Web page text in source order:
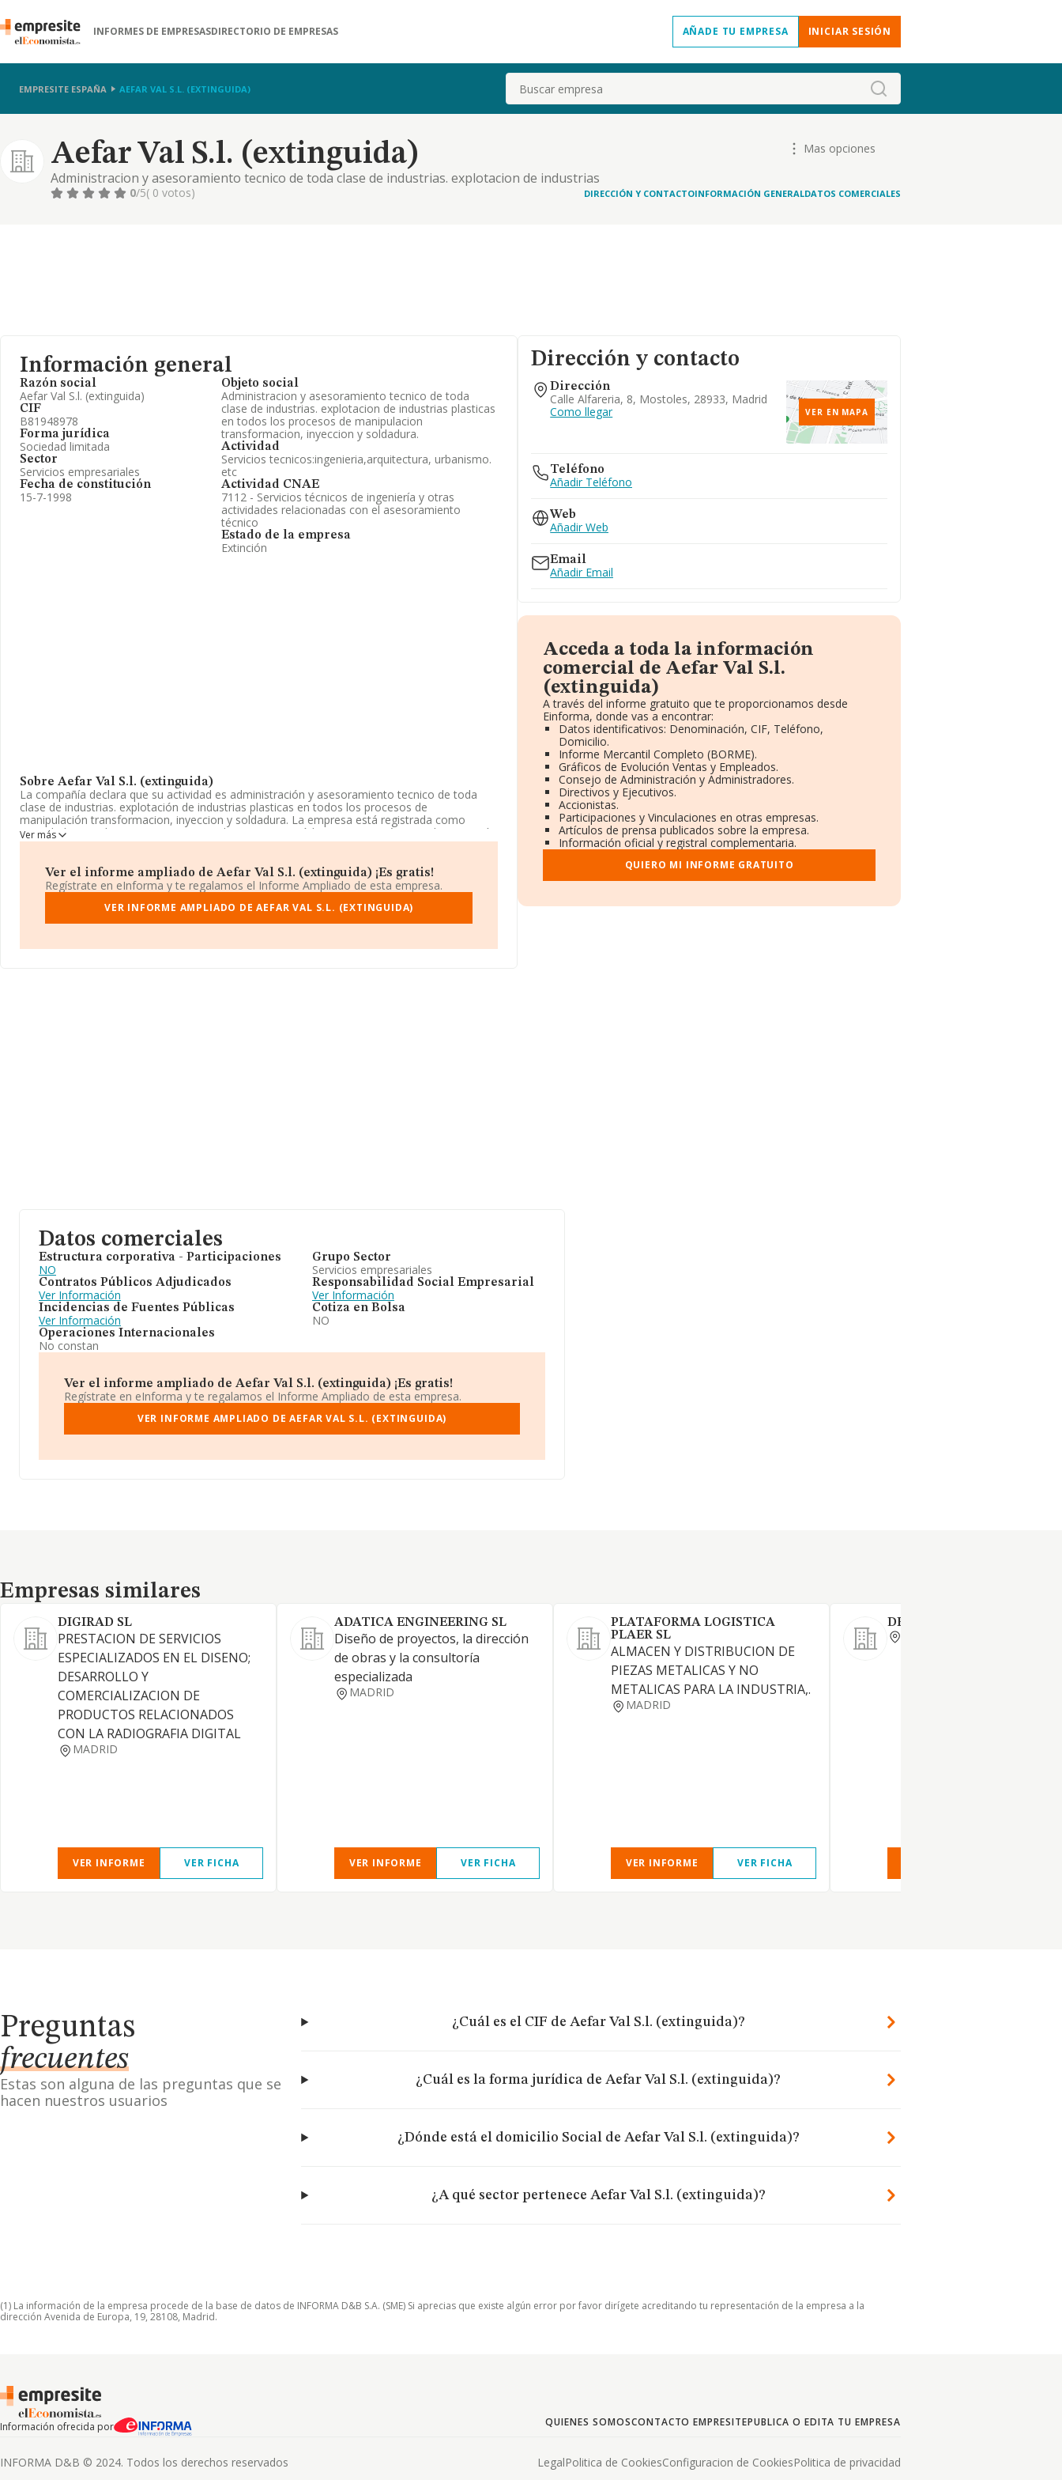
INFORMES DE EMPRESASDIRECTORIO DE EMPRESAS AÑADE TU EMPRESA INICIAR SESIÓN
EMPRESITE ESPAÑA AEFAR VAL S.L. (EXTINGUIDA) Buscar
Aefar Val S.l. (extinguida)
Administracion y asesoramiento tecnico de toda clase de industrias. explotacion de industrias
plasticas en todos los procesos de manipulacion transformacion, inyeccion y soldadura.
Mas opciones
0/5( 0 votos) DIRECCIÓN Y CONTACTOINFORMACIÓN GENERALDATOS COMERCIALES
Información general
Razón social
Aefar Val S.l. (extinguida)
CIF
B81948978
Forma jurídica
Sociedad limitada
Sector
Servicios empresariales
Fecha de constitución
15-7-1998
Objeto social
Administracion y asesoramiento tecnico de toda
clase de industrias. explotacion de industrias plasticas
en todos los procesos de manipulacion
transformacion, inyeccion y soldadura.
Actividad
Servicios tecnicos:ingenieria,arquitectura, urbanismo.
etc
Actividad CNAE
7112 - Servicios técnicos de ingeniería y otras
actividades relacionadas con el asesoramiento
técnico
Estado de la empresa
Extinción
Sobre Aefar Val S.l. (extinguida)
La compañía declara que su actividad es administración y asesoramiento tecnico de toda
clase de industrias. explotación de industrias plasticas en todos los procesos de
manipulación transformacion, inyeccion y soldadura. La empresa está registrada como
Sociedad Limitada. Su CNAE corresponde a 7112 con código 'Servicios técnicos de ingeniería
y otras actividades relacionadas con el asesoramiento técnico'. La sociedad no tiene
La compañíaAefar Val S.L. (extinguida), CIF B81948978, se encuentra en Calle Alfareria
núm. 8, (28933), en el municipio de Mostoles, Madrid.
Con los datos a disposición de INFORMA sobre 41.818 empresas pertenecientes al sector, a
facturación de 709 mil euros entre todas las compañías. Teniendo en cuenta la información
Ver más
Ver el informe ampliado de Aefar Val S.l. (extinguida) ¡Es gratis!
Regístrate en eInforma y te regalamos el Informe Ampliado de esta empresa.
VER INFORME AMPLIADO DE AEFAR VAL S.L. (EXTINGUIDA)
Dirección y contacto
Dirección
Calle Alfareria, 8, Mostoles, 28933, Madrid
Como llegar
VER EN MAPA
Teléfono
Añadir Teléfono
Web
Añadir Web
Email
Añadir Email
Acceda a toda la información
comercial de Aefar Val S.l.
(extinguida)
A través del informe gratuito que te proporcionamos desde
Einforma, donde vas a encontrar:
Datos identificativos: Denominación, CIF, Teléfono,
Domicilio.
Informe Mercantil Completo (BORME).
Gráficos de Evolución Ventas y Empleados.
Consejo de Administración y Administradores.
Directivos y Ejecutivos.
Accionistas.
Participaciones y Vinculaciones en otras empresas.
Artículos de prensa publicados sobre la empresa.
Información oficial y registral complementaria.
QUIERO MI INFORME GRATUITO
Datos comerciales
Estructura corporativa - Participaciones
NO
Contratos Públicos Adjudicados
Ver Información
Incidencias de Fuentes Públicas
Ver Información
Operaciones Internacionales
No constan
Grupo Sector
Servicios empresariales
Responsabilidad Social Empresarial
Ver Información
Cotiza en Bolsa
NO
Ver el informe ampliado de Aefar Val S.l. (extinguida) ¡Es gratis!
Regístrate en eInforma y te regalamos el Informe Ampliado de esta empresa.
VER INFORME AMPLIADO DE AEFAR VAL S.L. (EXTINGUIDA)
Empresas similares
Empresas similares
DIGIRAD SL
PRESTACION DE SERVICIOS
ESPECIALIZADOS EN EL DISENO;
DESARROLLO Y
COMERCIALIZACION DE
PRODUCTOS RELACIONADOS
CON LA RADIOGRAFIA DIGITAL
MADRID
VER INFORME VER FICHA
ADATICA ENGINEERING SL
Diseño de proyectos, la dirección
de obras y la consultoría
especializada
MADRID
VER INFORME VER FICHA
PLATAFORMA LOGISTICA
PLAER SL
ALMACEN Y DISTRIBUCION DE
PIEZAS METALICAS Y NO
METALICAS PARA LA INDUSTRIA,.
MADRID
VER INFORME VER FICHA
DENDROS SL
Preguntas
frecuentes
Estas son alguna de las preguntas que se
hacen nuestros usuarios
¿Cuál es el CIF de Aefar Val S.l. (extinguida)?
¿Cuál es la forma jurídica de Aefar Val S.l. (extinguida)?
¿Dónde está el domicilio Social de Aefar Val S.l. (extinguida)?
¿A qué sector pertenece Aefar Val S.l. (extinguida)?
(1) La información de la empresa procede de la base de datos de INFORMA D&B S.A. (SME) Si aprecias que existe algún error por favor dirígete acreditando tu representación de la empresa a la
dirección Avenida de Europa, 19, 28108, Madrid.
Información ofrecida por QUIENES SOMOSCONTACTO EMPRESITEPUBLICA O EDITA TU EMPRESA
INFORMA D&B © 2024. Todos los derechos reservados LegalPolitica de CookiesConfiguracion de CookiesPolitica de privacidad